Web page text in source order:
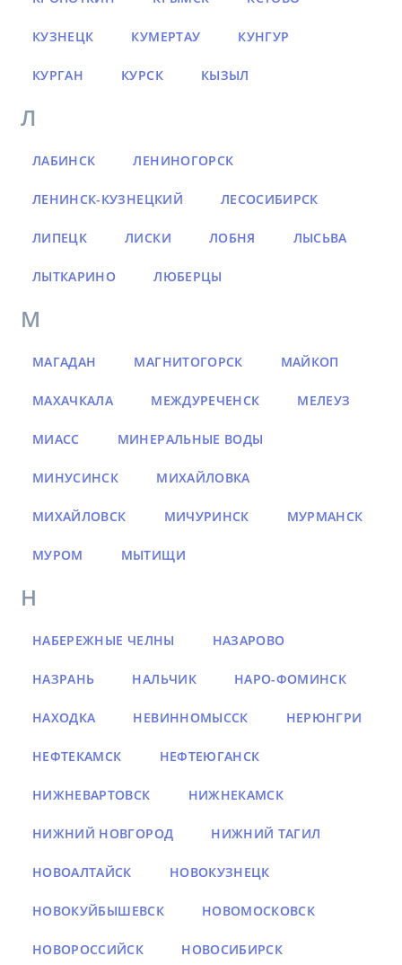
КУЗНЕЦК КУМЕРТАУ КУНГУР
КУРГАН КУРСК КЫЗЫЛ
Л
ЛАБИНСК ЛЕНИНОГОРСК
ЛЕНИНСК-КУЗНЕЦКИЙ ЛЕСОСИБИРСК
ЛИПЕЦК ЛИСКИ ЛОБНЯ ЛЫСЬВА
ЛЫТКАРИНО ЛЮБЕРЦЫ
М
МАГАДАН МАГНИТОГОРСК МАЙКОП
МАХАЧКАЛА МЕЖДУРЕЧЕНСК МЕЛЕУЗ
МИАСС МИНЕРАЛЬНЫЕ ВОДЫ
МИНУСИНСК МИХАЙЛОВКА
МИХАЙЛОВСК МИЧУРИНСК МУРМАНСК
МУРОМ МЫТИЩИ
Н
НАБЕРЕЖНЫЕ ЧЕЛНЫ НАЗАРОВО
НАЗРАНЬ НАЛЬЧИК НАРО-ФОМИНСК
НАХОДКА НЕВИННОМЫССК НЕРЮНГРИ
НЕФТЕКАМСК НЕФТЕЮГАНСК
НИЖНЕВАРТОВСК НИЖНЕКАМСК
НИЖНИЙ НОВГОРОД НИЖНИЙ ТАГИЛ
НОВОАЛТАЙСК НОВОКУЗНЕЦК
НОВОКУЙБЫШЕВСК НОВОМОСКОВСК
НОВОРОССИЙСК НОВОСИБИРСК